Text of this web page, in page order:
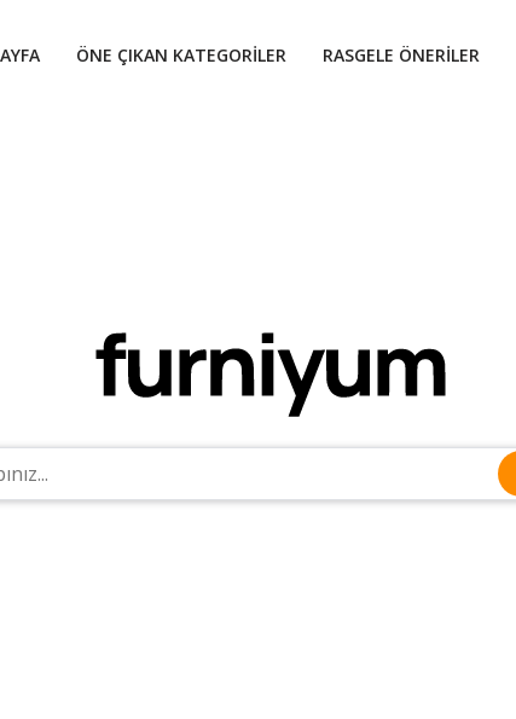
ÖNE ÇIKAN KATEGORILER RASGELE ÖNERILER